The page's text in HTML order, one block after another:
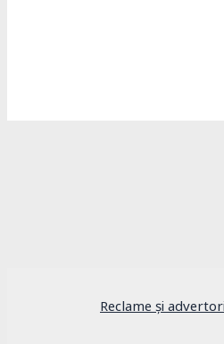
Amenzi record în
Reclame și